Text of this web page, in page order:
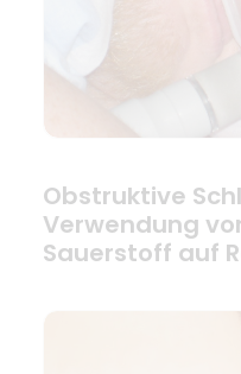
Obstruktive
Verwendung
Sauerstoff auf